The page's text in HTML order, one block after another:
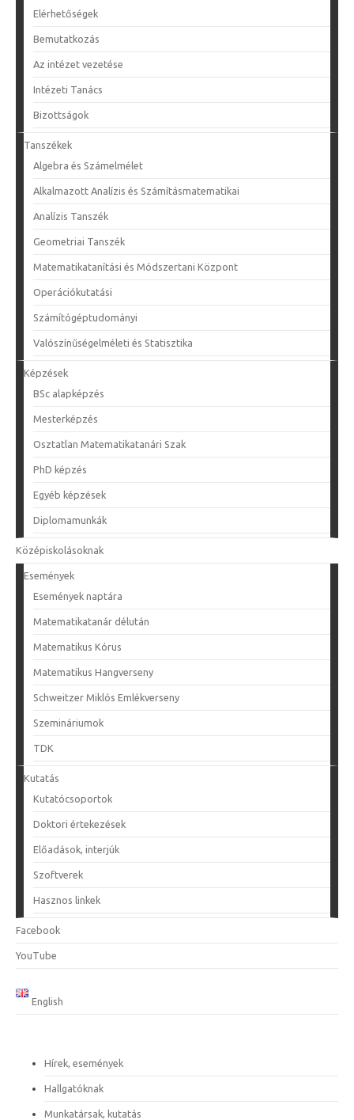
Elérhetőségek
Bemutatkozás
Az intézet vezetése
Intézeti Tanács
Bizottságok
Tanszékek
Algebra és Számelmélet
Alkalmazott Analízis és Számításmatematikai
Analízis Tanszék
Geometriai Tanszék
Matematikatanítási és Módszertani Központ
Operációkutatási
Számítógéptudományi
Valószínűségelméleti és Statisztika
Képzések
BSc alapképzés
Mesterképzés
Osztatlan Matematikatanári Szak
PhD képzés
Egyéb képzések
Diplomamunkák
Középiskolásoknak
Események
Események naptára
Matematikatanár délután
Matematikus Kórus
Matematikus Hangverseny
Schweitzer Miklós Emlékverseny
Szemináriumok
TDK
Kutatás
Kutatócsoportok
Doktori értekezések
Előadások, interjúk
Szoftverek
Hasznos linkek
Facebook
YouTube
English
Hírek, események
Hallgatóknak
Munkatársak, kutatás